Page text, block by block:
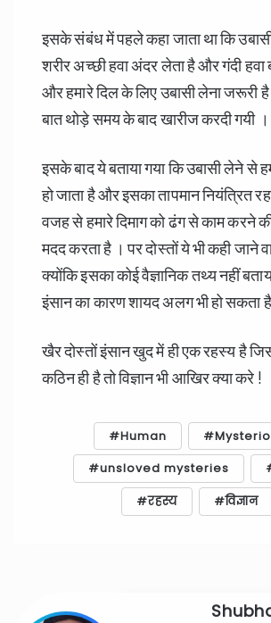
इसके संबंध में पहले कहा जाता था कि
शरीर अच्छी हवा अंदर लेता है और गंदी हवा
और हमारे दिल के लिए उबासी लेना जरूरी
बात थोड़े समय के बाद खारीज करदी गयी ।
इसके बाद ये बताया गया कि उबासी लेने से
हो जाता है और इसका तापमान नियंत्रित
वजह से हमारे दिमाग को ढंग से काम करने
मदद करता है । पर दोस्तों ये भी कही जाने
क्योंकि इसका कोई वैज्ञानिक तथ्य नहीं
इंसान का कारण शायद अलग भी हो सकता
खैर दोस्तों इंसान खुद में ही एक रहस्य है
कठिन ही है तो विज्ञान भी आखिर क्या करे !
Human
unsloved mysteries
रहस्य विज्ञान